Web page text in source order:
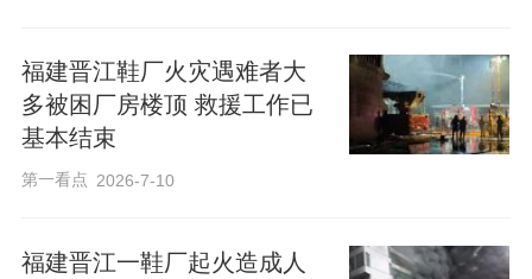
福建晋江鞋厂火灾遇难者大
多被困厂房楼顶 救援工作已
基本结束
第一看点 2026-7-10
福建晋江一鞋厂起火造成人